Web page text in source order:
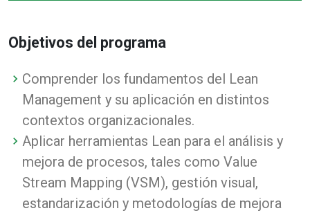
Objetivos del programa
Comprender los fundamentos del Lean
Management y su aplicación en distintos
contextos organizacionales.
Aplicar herramientas Lean para el análisis y
mejora de procesos, tales como Value
Stream Mapping (VSM), gestión visual,
estandarización y metodologías de mejora